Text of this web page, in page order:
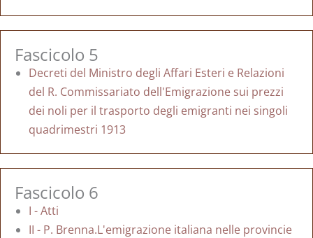
Fascicolo 5
Decreti del Ministro degli Affari Esteri e Relazioni
del R. Commissariato dell'Emigrazione sui prezzi
dei noli per il trasporto degli emigranti nei singoli
quadrimestri 1913
Fascicolo 6
I - Atti
II - P. Brenna.L'emigrazione italiana nelle provincie